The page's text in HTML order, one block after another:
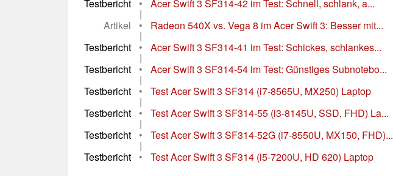
Testbericht
• Acer Swift 3 SF314-42 im Test: Schnell, schlank, a...
|
Artikel
• Radeon 540X vs. Vega 8 im Acer Swift 3: Besser mit...
|
Testbericht
• Acer Swift 3 SF314-41 im Test: Schickes, schlankes...
|
Testbericht
• Acer Swift 3 SF314-54 im Test: Günstiges Subnotebo...
|
Testbericht
• Test Acer Swift 3 SF314 (i7-8565U, MX250) Laptop
|
Testbericht
• Test Acer Swift 3 SF314-55 (i3-8145U, SSD, FHD) La...
|
Testbericht
• Test Acer Swift 3 SF314-52G (i7-8550U, MX150, FHD)...
|
Testbericht
• Test Acer Swift 3 SF314 (i5-7200U, HD 620) Laptop